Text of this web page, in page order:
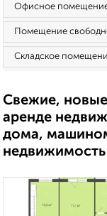
Офисное
Помещение
Складское
Свежие,
аренде
дома,